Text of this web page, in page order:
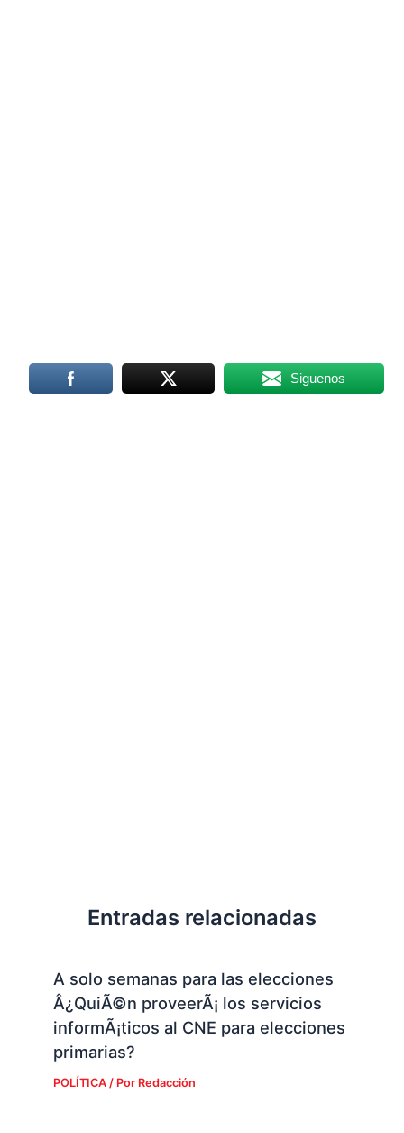
Siguenos
Entradas relacionadas
A solo semanas para las elecciones
Â¿QuiÃ©n proveerÃ¡ los servicios
informÃ¡ticos al CNE para elecciones
primarias?
POLÍTICA/ Por Redacción